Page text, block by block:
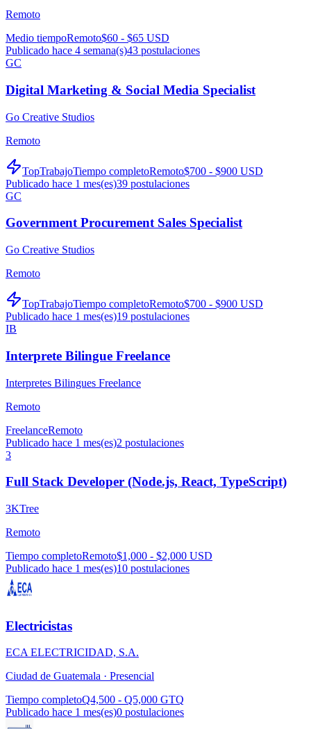
Remoto
Medio tiempoRemoto$60 - $65 USD
Publicado hace 4 semana(s)43 postulaciones
GC
Digital Marketing & Social Media Specialist
Go Creative Studios
Remoto
TopTrabajoTiempo completoRemoto$700 - $900 USD
Publicado hace 1 mes(es)39 postulaciones
GC
Government Procurement Sales Specialist
Go Creative Studios
Remoto
TopTrabajoTiempo completoRemoto$700 - $900 USD
Publicado hace 1 mes(es)19 postulaciones
IB
Interprete Bilingue Freelance
Interpretes Bilingues Freelance
Remoto
FreelanceRemoto
Publicado hace 1 mes(es)2 postulaciones
3
Full Stack Developer (Node.js, React, TypeScript)
3KTree
Remoto
Tiempo completoRemoto$1,000 - $2,000 USD
Publicado hace 1 mes(es)10 postulaciones
Electricistas
ECA ELECTRICIDAD, S.A.
Ciudad de Guatemala · Presencial
Tiempo completoQ4,500 - Q5,000 GTQ
Publicado hace 1 mes(es)0 postulaciones